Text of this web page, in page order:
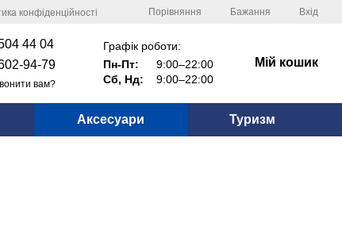
конфіденційності Порівняння Бажання Вхід
44 04
94-79
вам?
Графік роботи:
Пн-Пт:
9:00–22:00
Сб, Нд:
9:00–22:00
Мій кошик
Аксесуари Туризм